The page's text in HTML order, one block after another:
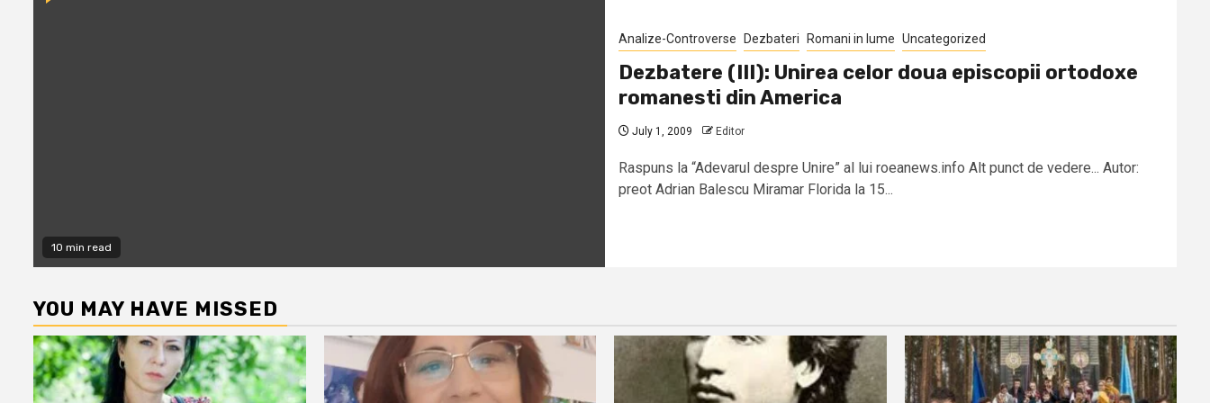
10 min read
Analize-Controverse Dezbateri Romani in lume Uncategorized
Dezbatere (III): Unirea celor doua episcopii ortodoxe
romanesti din America
July 1, 2009 Editor
Raspuns la “Adevarul despre Unire” al lui roeanews.info Alt punct de vedere... Autor:
preot Adrian Balescu Miramar Florida la 15...
YOU MAY HAVE MISSED